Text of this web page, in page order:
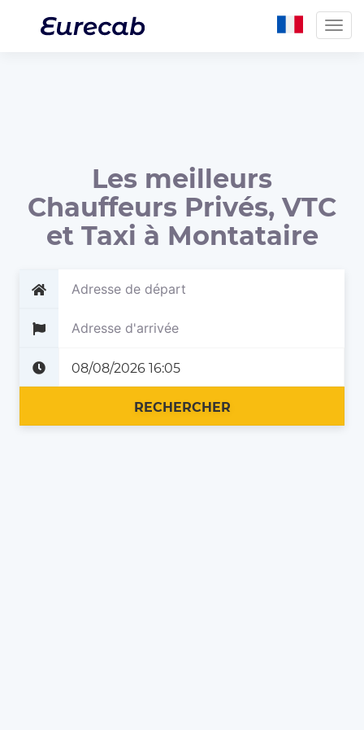
Les meilleurs
Chauffeurs Privés, VTC
et Taxi à Montataire
RECHERCHER